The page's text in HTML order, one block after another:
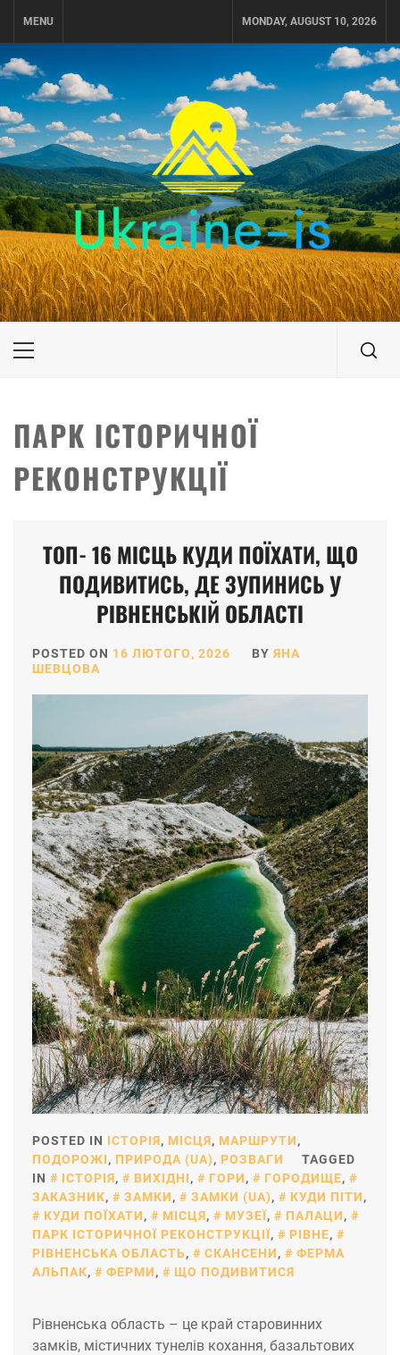
MENU MONDAY, AUGUST 10, 2026
UKRAINE-IS
ПОДОРОЖI ПО УКРАЇНІ
Primary
ПАРК ІСТОРИЧНОЇ
РЕКОНСТРУКЦІЇ
ТОП- 16 МІСЦЬ КУДИ ПОЇХАТИ, ЩО
ПОДИВИТИСЬ, ДЕ ЗУПИНИСЬ У
РІВНЕНСЬКІЙ ОБЛАСТІ
POSTED ON 16 ЛЮТОГО, 2026 BY ЯНА
ШЕВЦОВА
POSTED IN ІСТОРІЯ, МІСЦЯ, МАРШРУТИ,
ПОДОРОЖІ, ПРИРОДА (UA), РОЗВАГИ
TAGGED
IN
ІСТОРІЯ, ВИХІДНІ, ГОРИ, ГОРОДИЩЕ,
ЗАКАЗНИК, ЗАМКИ, ЗАМКИ (UA), КУДИ ПІТИ,
КУДИ ПОЇХАТИ, МІСЦЯ, МУЗЕЇ, ПАЛАЦИ,
ПАРК ІСТОРИЧНОЇ РЕКОНСТРУКЦІЇ, РІВНЕ,
РІВНЕНСЬКА ОБЛАСТЬ, СКАНСЕНИ,
ФЕРМА
АЛЬПАК, ФЕРМИ, ЩО ПОДИВИТИСЯ
Рівненська область – це край старовинних
замків, містичних тунелів кохання, базальтових